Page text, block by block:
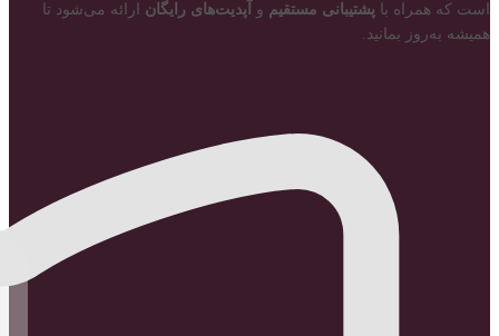
است که همراه با پشتیبانی مستقیم و آپدیت‌های رایگان ارائه می‌شود تا
همیشه به‌روز بمانید.